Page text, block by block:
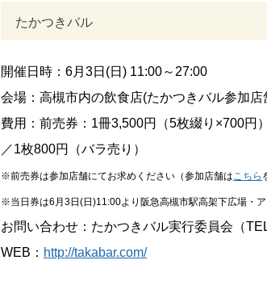
たかつきバル
開催日時：6月3日(日) 11:00～27:00
会場：高槻市内の飲食店(たかつきバル参加店
費用：前売券：1冊3,500円（5枚綴り×700円
／1枚800円（バラ売り）
※前売券は参加店舗にてお求めください（参加店舗はこちら
※当日券は6月3日(日)11:00より阪急高槻市駅高架下広場・
お問い合わせ：たかつきバル実行委員会（
WEB： http://takabar.com/